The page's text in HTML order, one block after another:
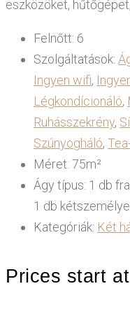
eszközöket,
Felnőtt: 6
Szolgáltatások:
Ingyen wifi,
Légkondícionáló,
Ruhásszekrény,
Szúnyogháló,
Méret: 75m²
Ágy típus: 1 db
1 db
Kategóriák: Két
Prices start at